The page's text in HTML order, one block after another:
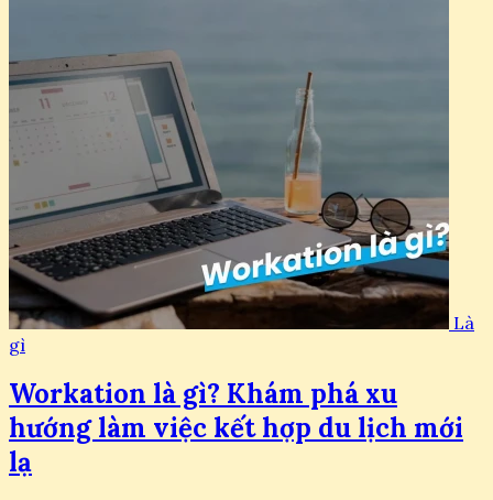
Là
gì
Workation là gì? Khám phá xu
hướng làm việc kết hợp du lịch mới
lạ